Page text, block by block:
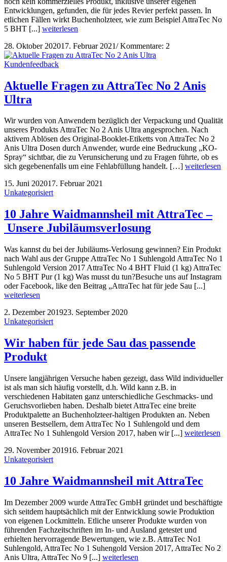
Entwicklungen, gefunden, die für jedes Revier perfekt passen. In
etlichen Fällen wirkt Buchenholzteer, wie zum Beispiel AttraTec No
5 BHT [...] weiterlesen
28. Oktober 202017. Februar 2021/Kommentare: 2
Kundenfeedback
Aktuelle Fragen zu AttraTec No 2 Anis
Ultra
Wir wurden von Anwendern bezüglich der Verpackung und Qualität
unseres Produkts AttraTec No 2 Anis Ultra angesprochen. Nach
aktivem Ablösen des Original-Booklet-Etiketts von AttraTec No 2
Anis Ultra Dosen durch Anwender, wurde eine Bedruckung „KO-
Spray“ sichtbar, die zu Verunsicherung und zu Fragen führte, ob es
sich gegebenenfalls um eine Fehlabfüllung handelt. […] weiterlesen
15. Juni 202017. Februar 2021
Unkategorisiert
10 Jahre Waidmannsheil mit AttraTec –
Unsere Jubiläumsverlosung
Was kannst du bei der Jubiläums-Verlosung gewinnen? Ein Produkt
nach Wahl aus der Gruppe AttraTec No 1 Suhlengold AttraTec No 1
Suhlengold Version 2017 AttraTec No 4 BHT Fluid (1 kg) AttraTec
No 5 BHT Pur (1 kg) Was musst du tun?Besuche uns auf Instagram
oder Facebook, like den Beitrag „AttraTec hat für jede Sau [...]
weiterlesen
2. Dezember 201923. September 2020
Unkategorisiert
Wir haben für jede Sau das passende
Produkt
Unsere langjährigen Versuche haben gezeigt, dass Wild individueller
ist als man sich häufig vorstellt, d.h. Wild kann z.B. in
verschiedenen Habitaten ganz unterschiedliche Geschmacks- und
Geruchsvorlieben haben. Deshalb bietet AttraTec eine breite
Produktpalette an Buchenholzteer-haltigen Produkten an. Neben
unseren Bestsellern, dem AttraTec No 1 Suhlengold und dem
AttraTec No 1 Suhlengold Version 2017, haben wir [...] weiterlesen
29. November 201916. Februar 2021
Unkategorisiert
10 Jahre Waidmannsheil mit AttraTec
Im Dezember 2009 wurde AttraTec GmbH gründet und beschäftigte
sich seitdem hauptsächlich mit der Entwicklung sowie Produktion
von eigenen Lockmitteln. Etliche unserer Produkte wurden von
führenden Fachzeitschriften im In- und Ausland getestet und
erhielten hervorragende Bewertungen, wie z.B. AttraTec No1
Suhlengold, AttraTec No 1 Suhengold Version 2017, AttraTec No 2
Anis Ultra, AttraTec No 9 [...] weiterlesen